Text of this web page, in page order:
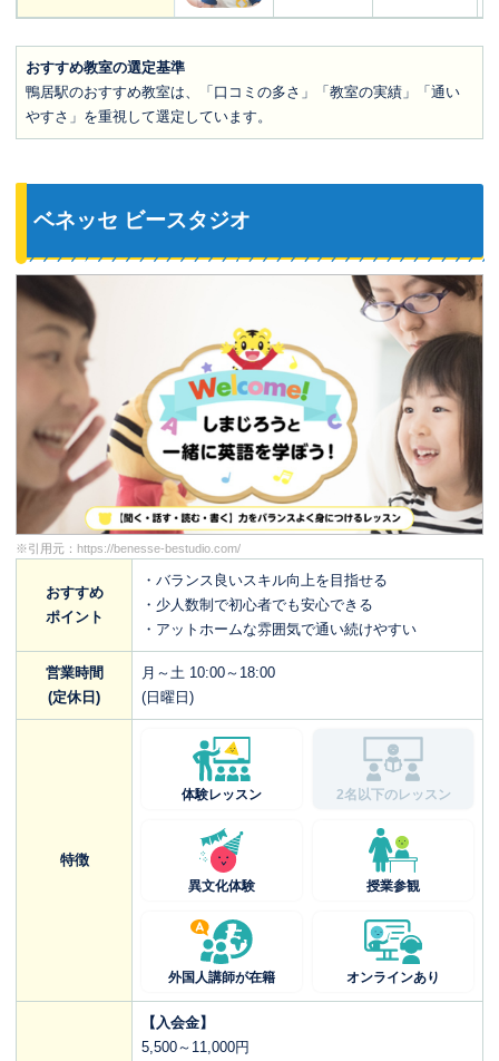
おすすめ教室の選定基準
鴨居駅のおすすめ教室は、「口コミの多さ」「教室の実績」「通い
やすさ」を重視して選定しています。
ベネッセ ビースタジオ
※引用元： https://benesse-bestudio.com/
おすすめ
ポイント
・バランス良いスキル向上を目指せる
・少人数制で初心者でも安心できる
・アットホームな雰囲気で通い続けやすい
営業時間
(定休日)
月～土 10:00～18:00
(日曜日)
特徴
体験レッスン 2名以下のレッスン
異文化体験 授業参観
外国人講師が在籍 オンラインあり
【入会金】
5,500～11,000円